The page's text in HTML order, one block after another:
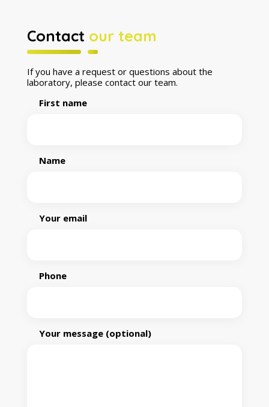
Contact our team
If you have a request or questions about the
laboratory, please contact our team.
First name
Name
Your email
Phone
Your message (optional)